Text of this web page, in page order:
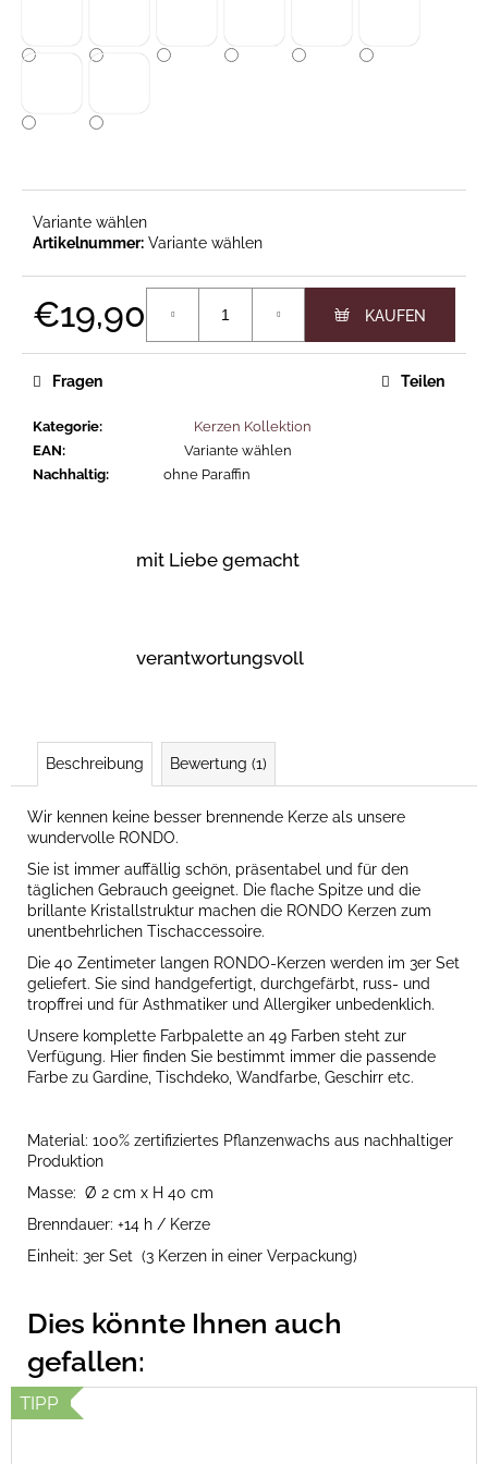
Variante wählen
Variante wählen
€19,90
Kategorie:
Kerzen Kollektion
EAN:
Variante wählen
Nachhaltig: ohne Paraffin
Fragen Teilen
mit Liebe gemacht
verantwortungsvoll
Beschreibung Bewertung (1)
Wir kennen keine besser brennende Kerze als unsere
wundervolle RONDO.
Sie ist immer auffällig schön, präsentabel und für den
täglichen Gebrauch geeignet. Die flache Spitze und die
brillante Kristallstruktur machen die RONDO Kerzen zum
unentbehrlichen Tischaccessoire.
Die 40 Zentimeter langen RONDO-Kerzen werden im 3er Set
geliefert. Sie sind handgefertigt, durchgefärbt, russ- und
tropffrei und für Asthmatiker und Allergiker unbedenklich.
Unsere komplette Farbpalette an 49 Farben steht zur
Verfügung. Hier finden Sie bestimmt immer die passende
Farbe zu Gardine, Tischdeko, Wandfarbe, Geschirr etc.
Material: 100% zertifiziertes Pflanzenwachs aus nachhaltiger
Produktion
Masse: Ø 2 cm x H 40 cm
Brenndauer: +14 h / Kerze
Einheit: 3er Set (3 Kerzen in einer Verpackung)
TIPP